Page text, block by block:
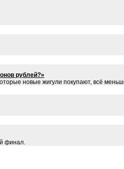
рублей?»
новые жигули покупают, всё
финал.